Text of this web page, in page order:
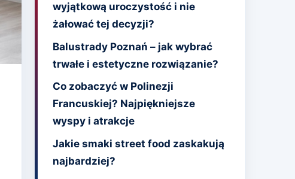
wyjątkową uroczystość i nie
żałować tej decyzji?
Balustrady Poznań – jak wybrać
trwałe i estetyczne rozwiązanie?
Co zobaczyć w Polinezji
Francuskiej? Najpiękniejsze
wyspy i atrakcje
Jakie smaki street food zaskakują
najbardziej?